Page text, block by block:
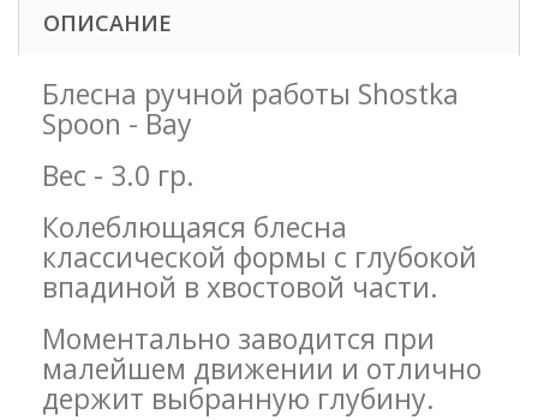
ОПИСАНИЕ
Блесна ручной работы Shostka
Spoon - Bay
Вес - 3.0 гр.
Колеблющаяся блесна
классической формы с глубокой
впадиной в хвостовой части.
Моментально заводится при
малейшем движении и отлично
держит выбранную глубину.